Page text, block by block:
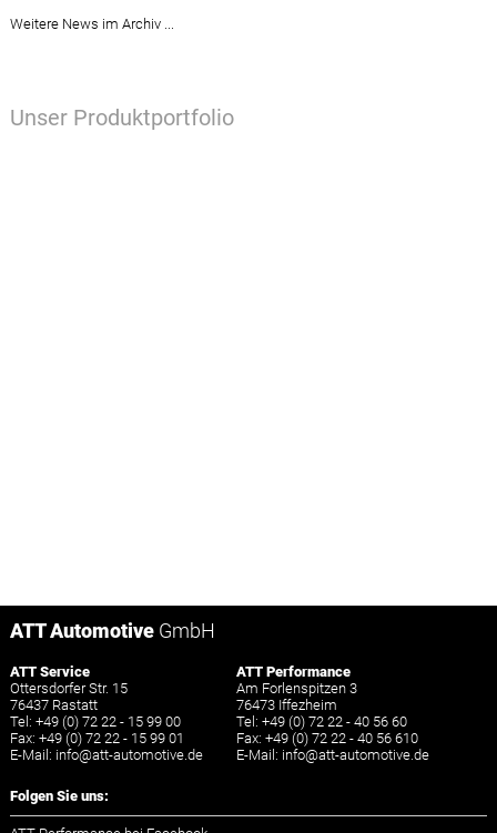
Weitere News im Archiv ...
Unser Produktportfolio
ATT AutomotiveGmbH
ATT Service
Ottersdorfer Str. 15
76437 Rastatt
Tel: +49 (0) 72 22 - 15 99 00
Fax: +49 (0) 72 22 - 15 99 01
E-Mail: info@att-automotive.de
ATT Performance
Am Forlenspitzen 3
76473 Iffezheim
Tel: +49 (0) 72 22 - 40 56 60
Fax: +49 (0) 72 22 - 40 56 610
E-Mail: info@att-automotive.de
Folgen Sie uns: